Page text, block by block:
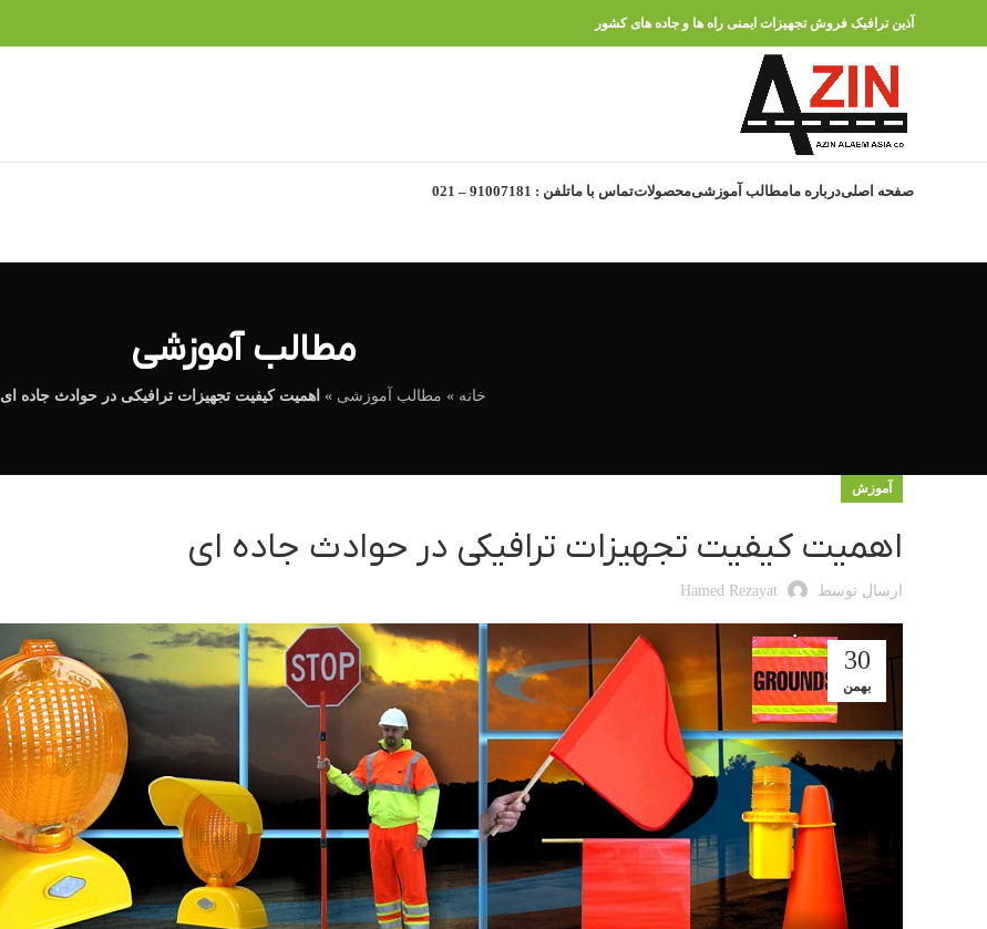
آذین ترافیک فروش تجهیزات ایمنی راه ها و جاده های کشور
صفحه اصلیدرباره مامطالب آموزشیمحصولاتتماس با ماتلفن : 91007181 – 021
مطالب آموزشی
خانه » مطالب آموزشی » اهمیت کیفیت تجهیزات ترافیکی در حوادث جاده ای
آموزش
اهمیت کیفیت تجهیزات ترافیکی در حوادث جاده ای
ارسال توسط Hamed Rezayat
30
بهمن